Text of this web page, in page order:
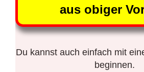
aus obiger
Du kannst auch einfach mit
beginnen.